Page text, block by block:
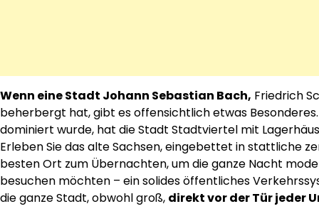
Wenn eine Stadt Johann Sebastian Bach, Friedrich
beherbergt hat, gibt es offensichtlich etwas
dominiert wurde, hat die Stadt Stadtviertel mit
Erleben Sie das alte Sachsen, eingebettet in stattliche
besten Ort zum Übernachten, um die ganze Nacht
besuchen möchten – ein solides öffentliches
die ganze Stadt, obwohl groß, direkt vor der Tür jeder